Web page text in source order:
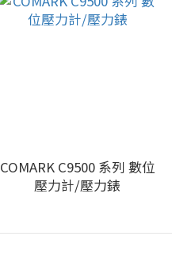
COMARK C9500 系列 數位
壓力計/壓力錶